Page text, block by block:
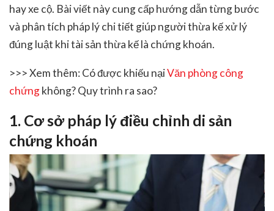
hay xe cộ. Bài viết này cung cấp hướng dẫn từng bước
và phân tích pháp lý chi tiết giúp người thừa kế xử lý
đúng luật khi tài sản thừa kế là chứng khoán.
>>> Xem thêm: Có được khiếu nạiVăn phòng công
chứngkhông? Quy trình ra sao?
1. Cơ sở pháp lý điều chỉnh di sản
chứng khoán